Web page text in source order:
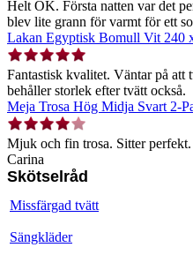
Helt OK. Första natten var det
blev lite grann för varmt för ett
Lakan Egyptisk Bomull Vit 240
Fantastisk kvalitet. Väntar på att
behåller storlek efter tvätt också.
Meja Trosa Hög Midja Svart 2-
Mjuk och fin trosa. Sitter perfekt.
Carina
Skötselråd
Missfärgad tvätt
Sängkläder